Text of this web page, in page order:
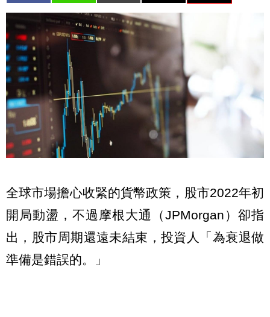
全球市場擔心收緊的貨幣政策，股市2022年初
開局動盪，不過摩根大通（JPMorgan）卻指
出，股市周期還遠未結束，投資人「為衰退做
準備是錯誤的。」